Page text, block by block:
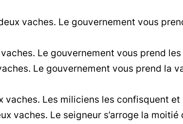
vaches. Le gouvernement vous
Le gouvernement vous prend
Le gouvernement vous prend la
vaches. Les miliciens les confisquent
vaches. Le seigneur s’arroge la moitié